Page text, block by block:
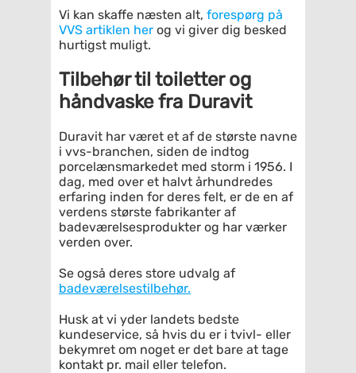
Vi kan skaffe næsten alt, forespørg på
VVS artiklen her og vi giver dig besked
hurtigst muligt.
Tilbehør til toiletter og
håndvaske fra Duravit
Duravit har været et af de største navne
i vvs-branchen, siden de indtog
porcelænsmarkedet med storm i 1956. I
dag, med over et halvt århundredes
erfaring inden for deres felt, er de en af
verdens største fabrikanter af
badeværelsesprodukter og har værker
verden over.
Se også deres store udvalg af
badeværelsestilbehør.
Husk at vi yder landets bedste
kundeservice, så hvis du er i tvivl- eller
bekymret om noget er det bare at tage
kontakt pr. mail eller telefon.